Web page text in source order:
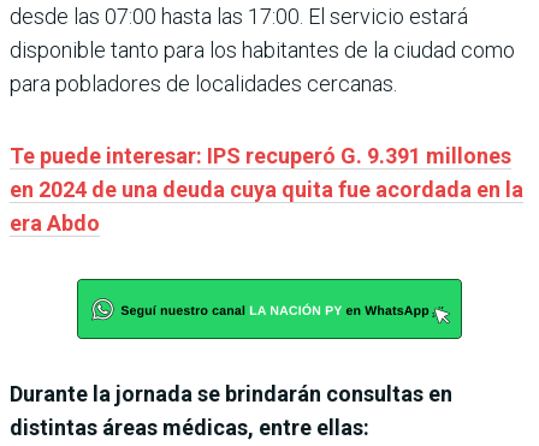
desde las 07:00 hasta las 17:00. El servicio estará
disponible tanto para los habitantes de la ciudad como
para pobladores de localidades cercanas.
Te puede interesar: IPS recuperó G. 9.391 millones
en 2024 de una deuda cuya quita fue acordada en la
era Abdo
Durante la jornada se brindarán consultas en
distintas áreas médicas, entre ellas: